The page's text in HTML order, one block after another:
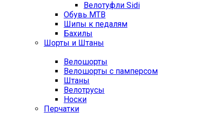
Велотуфли Sidi
Обувь MTB
Шипы к педалям
Бахилы
Шорты и Штаны
Велошорты
Велошорты с памперсом
Штаны
Велотрусы
Носки
Перчатки